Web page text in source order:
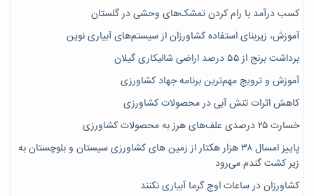
کسب درآمد با رام کردن تمشک‌های وحشی در گلستان
آموزش، زیربنای استفاده کشاورزان از سیستم‌های آبیاری نوین
برداشت برنج از ۵۵ درصد اراضی شالیکاری گیلان
آموزش و ترویج مهم‌ترین برنامه جهاد کشاورزی
کاهش اثرات تنش آبی در محصولات کشاورزی
خسارت ۲۵ درصدی علف‌های هرز به محصولات کشاورزی
پاییز امسال ۳۸ هزار هکتار از زمین های کشاورزی سیستان و بلوچستان به
زیر کشت گندم می‌رود
کشاورزان در ساعات اوج گرما آبیاری نکنند